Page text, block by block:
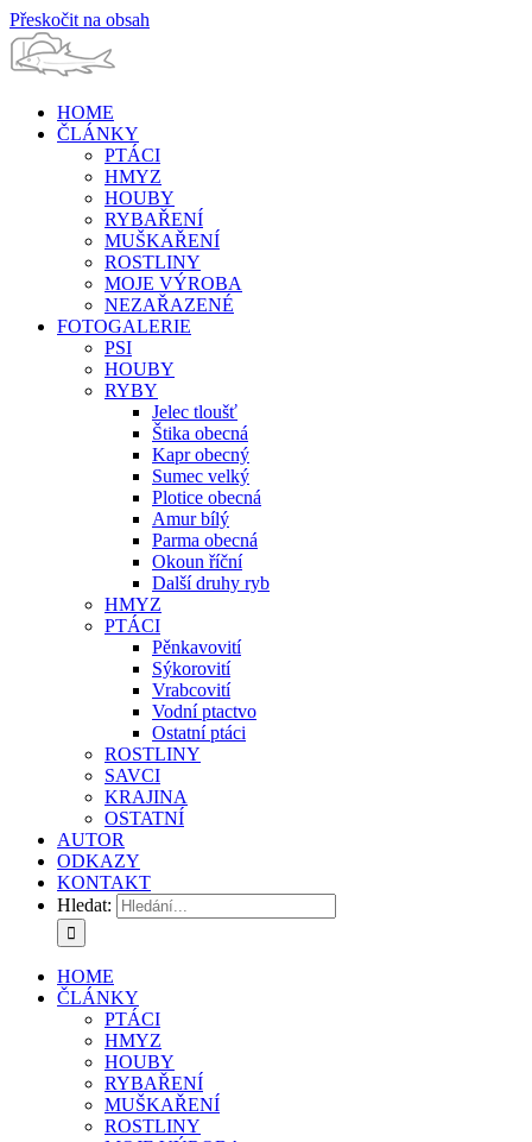
Přeskočit na obsah
HOME
ČLÁNKY
PTÁCI
HMYZ
HOUBY
RYBAŘENÍ
MUŠKAŘENÍ
ROSTLINY
MOJE VÝROBA
NEZAŘAZENÉ
FOTOGALERIE
PSI
HOUBY
RYBY
Jelec tloušť
Štika obecná
Kapr obecný
Sumec velký
Plotice obecná
Amur bílý
Parma obecná
Okoun říční
Další druhy ryb
HMYZ
PTÁCI
Pěnkavovití
Sýkorovití
Vrabcovití
Vodní ptactvo
Ostatní ptáci
ROSTLINY
SAVCI
KRAJINA
OSTATNÍ
AUTOR
ODKAZY
KONTAKT
Hledat:
HOME
ČLÁNKY
PTÁCI
HMYZ
HOUBY
RYBAŘENÍ
MUŠKAŘENÍ
ROSTLINY